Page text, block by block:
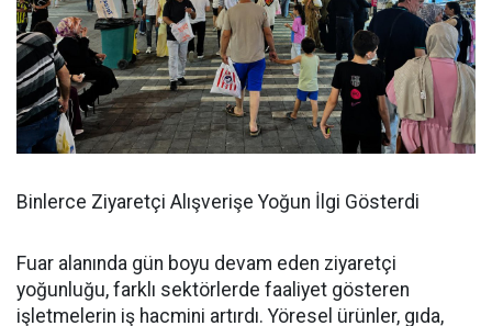
Binlerce Ziyaretçi Alışverişe Yoğun İlgi Gösterdi
Fuar alanında gün boyu devam eden ziyaretçi
yoğunluğu, farklı sektörlerde faaliyet gösteren
işletmelerin iş hacmini artırdı. Yöresel ürünler, gıda,